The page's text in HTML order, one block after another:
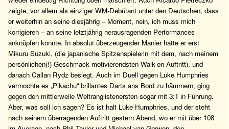
zeigte, vor allem als einziger WM-Debütant unter den Deutschen, dass
er weiterhin an seine diesjährig – Moment, nein, ich muss mich
korrigieren – an seine letztjährig herausragenden Performances
anknüpfen konnte. In absolut überzeugender Manier hatte er erst
Mikuru Suzuki, (die japanische Spitzenspielerin mit dem, nach meinem
persönlichen(!) Geschmack motivierendsten Walk-on Auftritt), und
danach Callan Rydz besiegt. Auch im Duell gegen Luke Humphries
vermochte es „Pikachu“ brillantes Darts ans Bord zu hämmern, ging
gegen den mittlerweile Weltranglistenersten sogar mit 3:1 in Führung.
Aber, was soll ich sagen? Es ist halt Luke Humphries, und der steht
nach seinem überragenden Auftritt gestern Abend, wo er mit über 108